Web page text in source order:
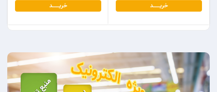
خریـــــــد
خریـــــــد